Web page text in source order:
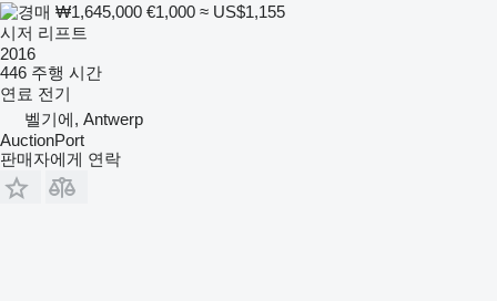
₩1,645,000 €1,000 ≈ US$1,155
시저 리프트
2016
446 주행 시간
연료 전기
벨기에, Antwerp
AuctionPort
판매자에게 연락